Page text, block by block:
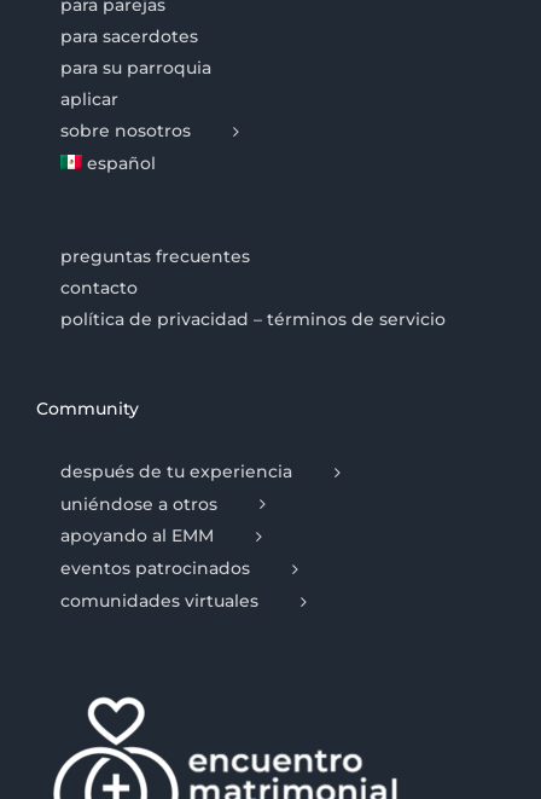
para parejas
para sacerdotes
para su parroquia
aplicar
sobre nosotros
español
preguntas frecuentes
contacto
política de privacidad – términos de servicio
Community
después de tu experiencia
uniéndose a otros
apoyando al EMM
eventos patrocinados
comunidades virtuales